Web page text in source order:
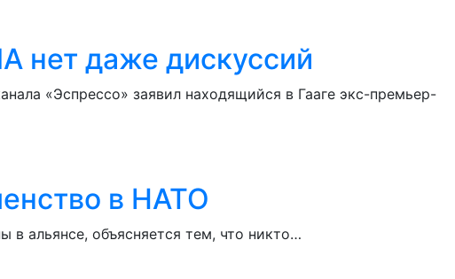
нет даже дискуссий
«Эспрессо» заявил находящийся в Гааге экс-премьер-
в НАТО
в альянсе, объясняется тем, что никто…